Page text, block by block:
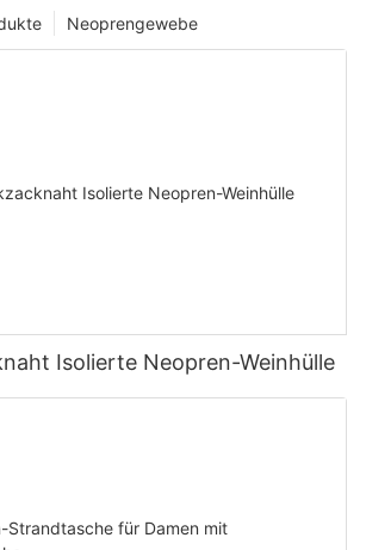
Neoprengewebe
Isolierte Neopren-Weinhülle